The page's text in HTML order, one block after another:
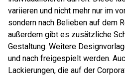
variieren und nicht mehr nur im
sondern nach Belieben auf dem
außerdem gibt es zusätzliche
Gestaltung. Weitere
und nach freigespielt werden.
Lackierungen, die auf der